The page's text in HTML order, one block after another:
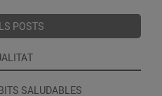
POSTS
SALUDABLES